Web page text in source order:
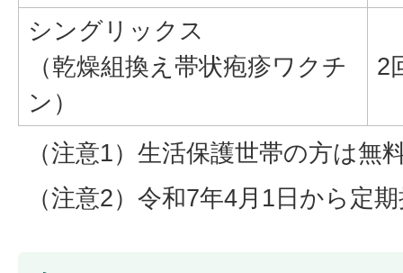
シングリックス
（乾燥組換え帯状疱疹ワクチ
ン）
2
（注意1）生活保護世帯の方は無
（注意2）令和7年4月1日から定